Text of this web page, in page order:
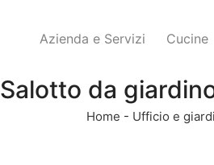
Azienda e Servizi Cucine
Salotto da
Home - Ufficio e